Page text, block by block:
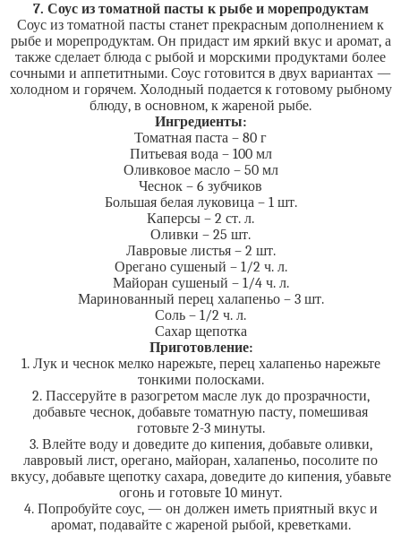
7. Соус из томатной пасты к рыбе и морепродуктам
Соус из томатной пасты станет прекрасным дополнением к
рыбе и морепродуктам. Он придаст им яркий вкус и аромат, а
также сделает блюда с рыбой и морскими продуктами более
сочными и аппетитными. Соус готовится в двух вариантах —
холодном и горячем. Холодный подается к готовому рыбному
блюду, в основном, к жареной рыбе.
Ингредиенты:
Томатная паста – 80 г
Питьевая вода – 100 мл
Оливковое масло – 50 мл
Чеснок – 6 зубчиков
Большая белая луковица – 1 шт.
Каперсы – 2 ст. л.
Оливки – 25 шт.
Лавровые листья – 2 шт.
Орегано сушеный – 1/2 ч. л.
Майоран сушеный – 1/4 ч. л.
Маринованный перец халапеньо – 3 шт.
Соль – 1/2 ч. л.
Сахар щепотка
Приготовление:
1. Лук и чеснок мелко нарежьте, перец халапеньо нарежьте
тонкими полосками.
2. Пассеруйте в разогретом масле лук до прозрачности,
добавьте чеснок, добавьте томатную пасту, помешивая
готовьте 2-3 минуты.
3. Влейте воду и доведите до кипения, добавьте оливки,
лавровый лист, орегано, майоран, халапеньо, посолите по
вкусу, добавьте щепотку сахара, доведите до кипения, убавьте
огонь и готовьте 10 минут.
4. Попробуйте соус, — он должен иметь приятный вкус и
аромат, подавайте с жареной рыбой, креветками.